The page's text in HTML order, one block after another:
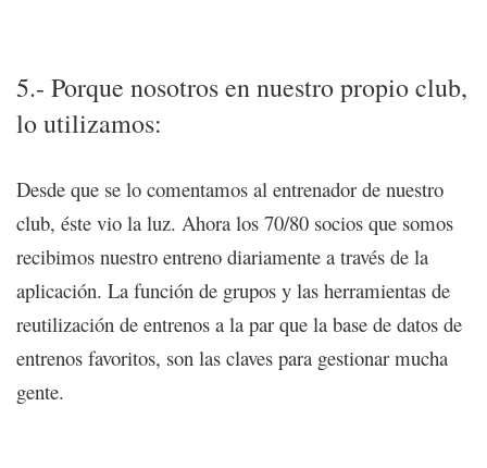
5.- Porque nosotros en nuestro propio club,
lo utilizamos:
Desde que se lo comentamos al entrenador de nuestro
club, éste vio la luz. Ahora los 70/80 socios que somos
recibimos nuestro entreno diariamente a través de la
aplicación. La función de grupos y las herramientas de
reutilización de entrenos a la par que la base de datos de
entrenos favoritos, son las claves para gestionar mucha
gente.